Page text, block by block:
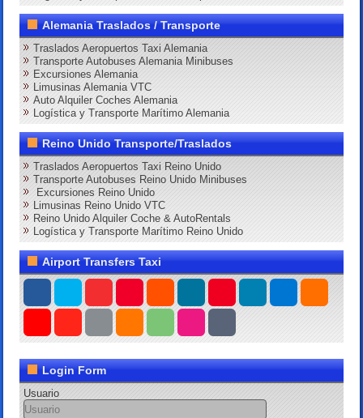
Alemania Traslados / Transporte
Traslados Aeropuertos Taxi Alemania
Transporte Autobuses Alemania Minibuses
Excursiones Alemania
Limusinas Alemania VTC
Auto Alquiler Coches Alemania
Logística y Transporte Marítimo Alemania
Reino Unido Transporte/Traslados
Traslados Aeropuertos Taxi Reino Unido
Transporte Autobuses Reino Unido Minibuses
Excursiones Reino Unido
Limusinas Reino Unido VTC
Reino Unido Alquiler Coche & AutoRentals
Logística y Transporte Marítimo Reino Unido
Airport Transfers Taxi
Login Form
Usuario